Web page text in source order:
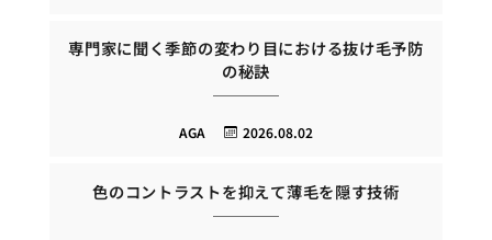
専門家に聞く季節の変わり目における抜け毛予防
の秘訣
2026.08.02
AGA
色のコントラストを抑えて薄毛を隠す技術